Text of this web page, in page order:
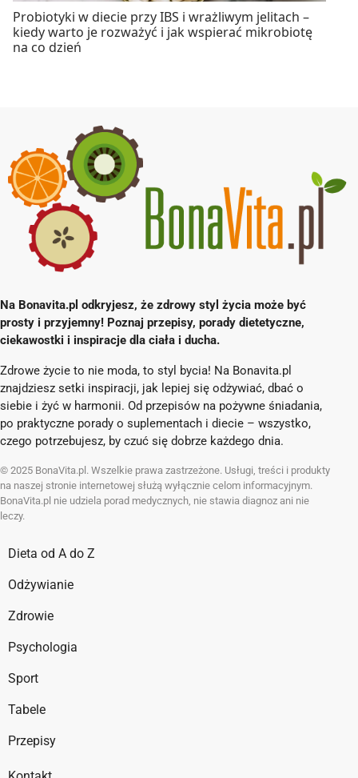
Probiotyki w diecie przy IBS i wrażliwym jelitach –
kiedy warto je rozważyć i jak wspierać mikrobiotę
na co dzień
Na Bonavita.pl odkryjesz, że zdrowy styl życia może być
prosty i przyjemny! Poznaj przepisy, porady dietetyczne,
ciekawostki i inspiracje dla ciała i ducha.
Zdrowe życie to nie moda, to styl bycia! Na Bonavita.pl
znajdziesz setki inspiracji, jak lepiej się odżywiać, dbać o
siebie i żyć w harmonii. Od przepisów na pożywne śniadania,
po praktyczne porady o suplementach i diecie – wszystko,
czego potrzebujesz, by czuć się dobrze każdego dnia.
© 2025 BonaVita.pl. Wszelkie prawa zastrzeżone. Usługi, treści i produkty
na naszej stronie internetowej służą wyłącznie celom informacyjnym.
BonaVita.pl nie udziela porad medycznych, nie stawia diagnoz ani nie
leczy.
Dieta od A do Z
Odżywianie
Zdrowie
Psychologia
Sport
Tabele
Przepisy